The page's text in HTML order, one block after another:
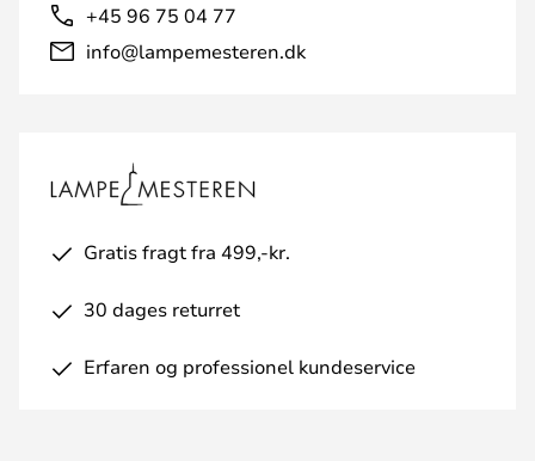
+45 96 75 04 77
info@lampemesteren.dk
Gratis fragt fra 499,-kr.
30 dages returret
Erfaren og professionel kundeservice